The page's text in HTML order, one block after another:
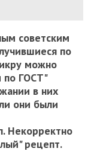
советским
по
можно
по ГОСТ"
в них
они были
Некорректно
рецепт.